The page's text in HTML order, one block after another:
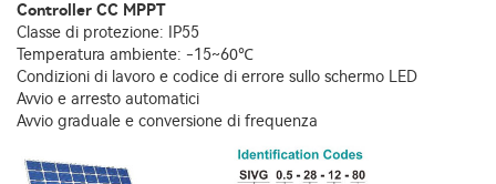
Controller CC MPPT
Classe di protezione: IP55
Temperatura ambiente: -15~60℃
Condizioni di lavoro e codice di errore sullo schermo LED
Avvio e arresto automatici
Avvio graduale e conversione di frequenza